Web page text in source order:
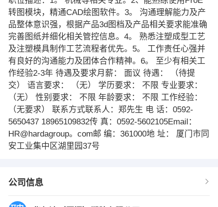
转图模块，精通CAD绘图软件。3。 沟通理解能力及产
品整体意识强，根据产品3d图档及产品相关要求能准确
完善图纸并细化相关管控信息。4。 熟悉注塑成型工艺
及注塑模具制作工艺流程者优先。5。 工作责任心强并
有良好的沟通能力及团体合作精神。6。 至少有相关工
作经验2-3年 待遇及要求月薪： 面议 待遇： （待提
交） 语言要求： （无） 学历要求： 不限 专业要求：
（无） 性别要求： 不限 年龄要求： 不限 工作经验：
（无要求） 联系方式联系人：郑先生 电 话：0592-
5650437 18965109832传 真：0592-5602105Email：
HR@hardagroup。com邮 编：361000地 址： 厦门市同
安工业集中区湖里园37号
公司信息